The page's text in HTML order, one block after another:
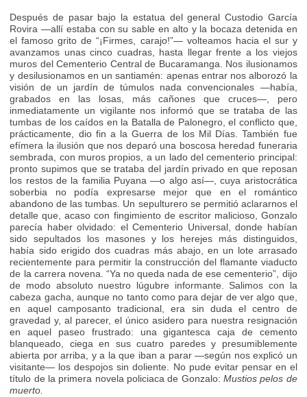
Después de pasar bajo la estatua del general Custodio García
Rovira —allí estaba con su sable en alto y la bocaza detenida en
el famoso grito de “¡Firmes, carajo!”— volteamos hacia el sur y
avanzamos unas cinco cuadras, hasta llegar frente a los viejos
muros del Cementerio Central de Bucaramanga. Nos ilusionamos
y desilusionamos en un santiamén: apenas entrar nos alborozó la
visión de un jardín de túmulos nada convencionales —había,
grabados en las losas, más cañones que cruces—, pero
inmediatamente un vigilante nos informó que se trataba de las
tumbas de los caídos en la Batalla de Palonegro, el conflicto que,
prácticamente, dio fin a la Guerra de los Mil Días. También fue
efímera la ilusión que nos deparó una boscosa heredad funeraria
sembrada, con muros propios, a un lado del cementerio principal:
pronto supimos que se trataba del jardín privado en que reposan
los restos de la familia Puyana —o algo así—, cuya aristocrática
soberbia no podía expresarse mejor que en el romántico
abandono de las tumbas. Un sepulturero se permitió aclararnos el
detalle que, acaso con fingimiento de escritor malicioso, Gonzalo
parecía haber olvidado: el Cementerio Universal, donde habían
sido sepultados los masones y los herejes más distinguidos,
había sido erigido dos cuadras más abajo, en un lote arrasado
recientemente para permitir la construcción del flamante viaducto
de la carrera novena. “Ya no queda nada de ese cementerio”, dijo
de modo absoluto nuestro lúgubre informante. Salimos con la
cabeza gacha, aunque no tanto como para dejar de ver algo que,
en aquel camposanto tradicional, era sin duda el centro de
gravedad y, al parecer, el único asidero para nuestra resignación
en aquel paseo frustrado: una gigantesca caja de cemento
blanqueado, ciega en sus cuatro paredes y presumiblemente
abierta por arriba, y a la que iban a parar —según nos explicó un
visitante— los despojos sin doliente. No pude evitar pensar en el
título de la primera novela policiaca de Gonzalo: Mustios pelos de
muerto.